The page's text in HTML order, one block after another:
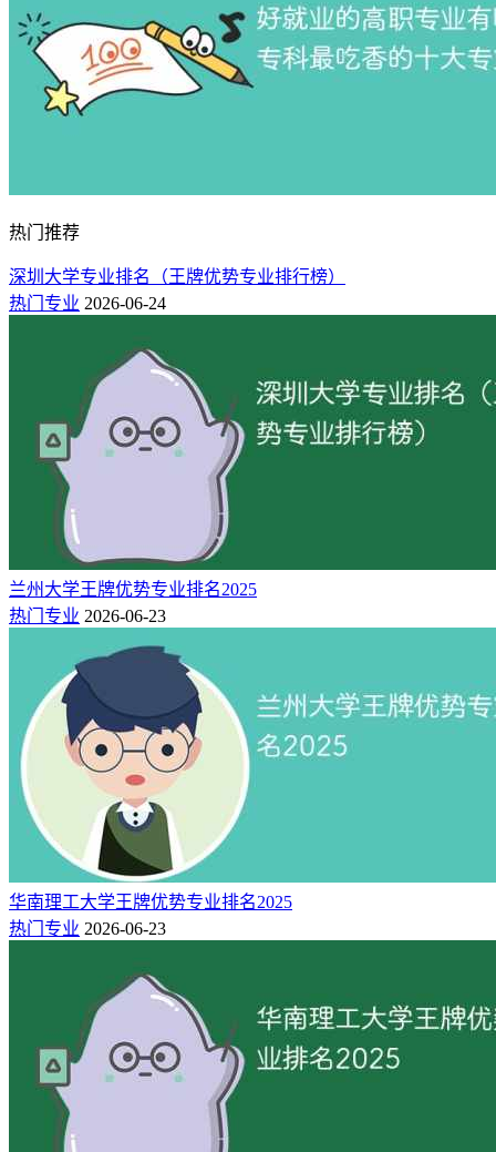
营、管理等工作；茶艺专业学生可在茶文化旅游景点讲解员、
茶文化旅游导游等工作；茶艺专业部分优秀毕业生可胜任以茶
为载体的茶文化推广及国际文化交流工作。
近几年来，茶文化已经走出国门，进入广阔的东、西欧市场，
业。现代的博物馆学一般都和考古学专业或历史学专业设置在
一起。
在大多数人看来，博物馆专业的就业比较窄，只能进入博物馆
和考古部门，而且本科毕业都不好找工作，所以很多人选择了
不过，国家文物局在《国家文物事业发展“十三五”规划》中提
出：未来全国博物馆公共文化服务人群覆盖率达到每25万人拥
有1家博物馆，同时文博人才培养“金鼎工程”明确。
“十三五”时期，培养各类文博人才达到1.8万人次以上；在文
物重点领域培养领军人才20名以上；每年举办专业技术培训班
10个以上；新增文物保护修复人才700名以上；举办贫困地区
这一规划收益最大的就是博物馆专业，以及关联度比较大的考
古学专业、科技考古专业、历史专业、古典文献学专业、图书
馆专业等，所以就业形式极好。
5、动物医学
现在养宠物的人越来越多，宠物相关的行业也犹如雨后春笋一
热门推荐
深圳大学专业排名（王牌优势专业排行榜）
热门专业 2026-06-24
兰州大学王牌优势专业排名2025
热门专业 2026-06-23
华南理工大学王牌优势专业排名2025
热门专业 2026-06-23